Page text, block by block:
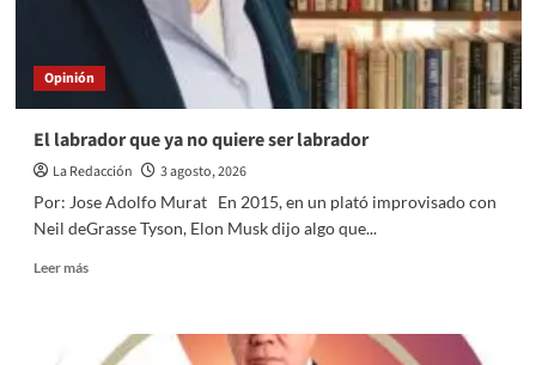
Opinión
El labrador que ya no quiere ser labrador
La Redacción
3 agosto, 2026
Por: Jose Adolfo Murat En 2015, en un plató improvisado con
Neil deGrasse Tyson, Elon Musk dijo algo que...
Leer másRead
labrador